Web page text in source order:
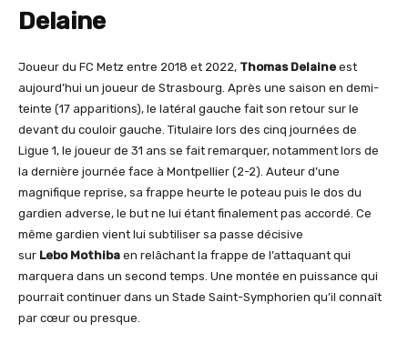
Delaine
Joueur du FC Metz entre 2018 et 2022, Thomas Delaine est
aujourd’hui un joueur de Strasbourg. Après une saison en demi-
teinte (17 apparitions), le latéral gauche fait son retour sur le
devant du couloir gauche. Titulaire lors des cinq journées de
Ligue 1, le joueur de 31 ans se fait remarquer, notamment lors de
la dernière journée face à Montpellier (2-2). Auteur d’une
magnifique reprise, sa frappe heurte le poteau puis le dos du
gardien adverse, le but ne lui étant finalement pas accordé. Ce
même gardien vient lui subtiliser sa passe décisive
sur Lebo Mothiba en relâchant la frappe de l’attaquant qui
marquera dans un second temps. Une montée en puissance qui
pourrait continuer dans un Stade Saint-Symphorien qu’il connaît
par cœur ou presque.